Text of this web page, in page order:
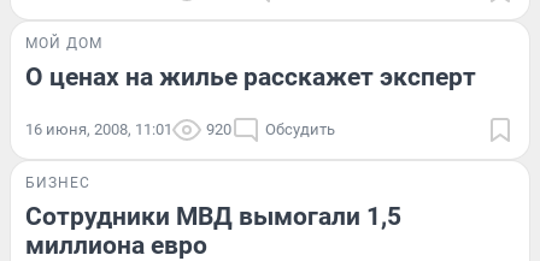
МОЙ ДОМ
О ценах на жилье расскажет эксперт
16 июня, 2008, 11:01 920 Обсудить
БИЗНЕС
Сотрудники МВД вымогали 1,5
миллиона евро